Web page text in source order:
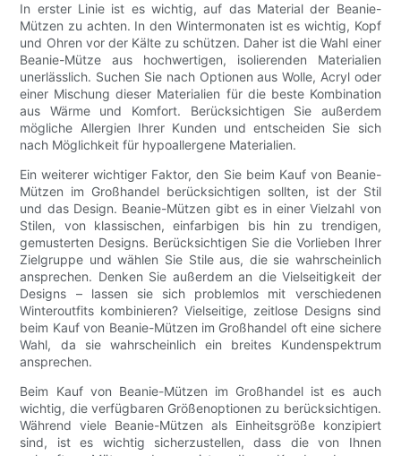
In erster Linie ist es wichtig, auf das Material der Beanie-
Mützen zu achten. In den Wintermonaten ist es wichtig, Kopf
und Ohren vor der Kälte zu schützen. Daher ist die Wahl einer
Beanie-Mütze aus hochwertigen, isolierenden Materialien
unerlässlich. Suchen Sie nach Optionen aus Wolle, Acryl oder
einer Mischung dieser Materialien für die beste Kombination
aus Wärme und Komfort. Berücksichtigen Sie außerdem
mögliche Allergien Ihrer Kunden und entscheiden Sie sich
nach Möglichkeit für hypoallergene Materialien.
Ein weiterer wichtiger Faktor, den Sie beim Kauf von Beanie-
Mützen im Großhandel berücksichtigen sollten, ist der Stil
und das Design. Beanie-Mützen gibt es in einer Vielzahl von
Stilen, von klassischen, einfarbigen bis hin zu trendigen,
gemusterten Designs. Berücksichtigen Sie die Vorlieben Ihrer
Zielgruppe und wählen Sie Stile aus, die sie wahrscheinlich
ansprechen. Denken Sie außerdem an die Vielseitigkeit der
Designs – lassen sie sich problemlos mit verschiedenen
Winteroutfits kombinieren? Vielseitige, zeitlose Designs sind
beim Kauf von Beanie-Mützen im Großhandel oft eine sichere
Wahl, da sie wahrscheinlich ein breites Kundenspektrum
ansprechen.
Beim Kauf von Beanie-Mützen im Großhandel ist es auch
wichtig, die verfügbaren Größenoptionen zu berücksichtigen.
Während viele Beanie-Mützen als Einheitsgröße konzipiert
sind, ist es wichtig sicherzustellen, dass die von Ihnen